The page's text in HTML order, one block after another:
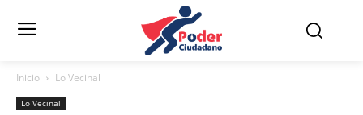
Inicio Lo Vecinal
Lo Vecinal